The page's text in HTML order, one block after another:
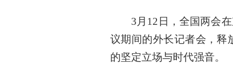
3月12日，全国两会
议期间的外长记者会，释
的坚定立场与时代强音。